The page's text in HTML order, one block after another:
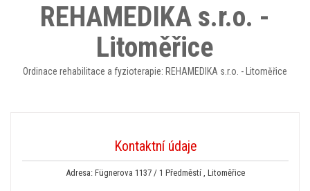
REHAMEDIKA s.r.o. -
Litoměřice
Ordinace rehabilitace a fyzioterapie: REHAMEDIKA s.r.o. - Litoměřice
Kontaktní údaje
Adresa: Fügnerova 1137 / 1 Předměstí , Litoměřice